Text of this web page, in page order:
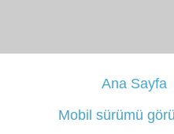
Ana Sayfa
Mobil sürümü